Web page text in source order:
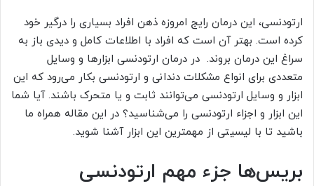
ارتودنسی، این درمان رایج امروزه ذهن افراد بسیاری را درگیر خود
کرده است. بهتر آن است که افراد با اطلاعات کامل و دیدی باز به
سراغ این درمان بروند. در درمان ارتودنسی ابزارها و وسایل
متعددی برای انواع مشکلات دندانی و ارتودنسی بکار می‌رود که این
ابزار و وسایل ارتودنسی می‌توانند ثابت و یا متحرک باشند. آیا شما
این ابزار و اجزاء ارتودنسی را می‌شناسید؟ در این مقاله همراه ما
باشید تا با لیسیتی از مهمترین این ابزار آشنا شوید.
بریس‌ها جزء مهم ارتودنسی